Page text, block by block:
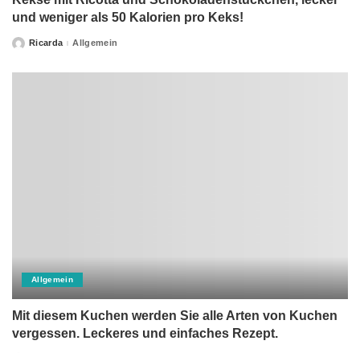
und weniger als 50 Kalorien pro Keks!
PostedRicarda Allgemein
Allgemein
Mit diesem Kuchen werden Sie alle Arten von Kuchen
vergessen. Leckeres und einfaches Rezept.